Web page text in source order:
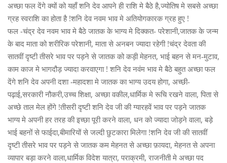
अच्छा फल देंगे क्यों को यहाँ शनि देव आपने ही राशि मे बैठे है,ज्योतिष मे सबसे अच्छा
ग्रह स्वराशि का होता है !शनि देव नवम भाव मे अतियोगकारक ग्रह हुए !
फल -चंद्र देव नवम भाव मे बैठे जातक के भाग्य मे दिक्कत- परेशानी,जातक के जन्म
के बाद माता को शरीरिक परेशानी, माता से अनबन ज्यादा रहेगी !चंद्र देवता की
सातवीं दृष्टी तीसरे भाव पर पड़ने से जातक को कड़ी मेहनत, भाई बहन से मन-मुटाव,
काम काज मे भागदौड़ ज्यादा करवाएगा ! शनि देव नवंम भाव मे बैठे बहुत अच्छा फल
देंगे शनि देव अपनी दशा -महादशा मे जातक का भाग्य उदय होगा, अच्छी-
पढ़ाई,सरकारी नौकरी,उच्च शिक्षा, अच्छा वकील,धार्मिक मे रूचि रखने वाला, पिता से
अच्छे ताल मेल होंगे !तीसरी दृष्टी शनि देव जी की ग्यारहवें भाव पर पड़ने जातक
भाग्य मे अपनी हर तरह की इच्छा पूरी करने वाला, धन को ज्यादा जोड़ने वाला, बड़े
भाई बहनों से फाईदा,बीमारियों से जल्दी छुटकारा मिलेगा !शनि देव जी की सातवीं
दृष्टी तीसरे भाव पर पड़ने से जातक कम मेहनत से अच्छा फ़ायदा, मेहनत से अपना
व्यापार बड़ा करने वाला,धार्मिक विदेश यात्रा, पराक्रमी, राजनीती मे अच्छा पद